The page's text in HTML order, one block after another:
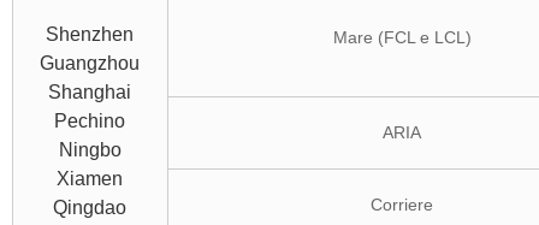
Shenzhen
Guangzhou
Shanghai
Pechino
Ningbo
Xiamen
Qingdao
Mare (FCL e LCL)
ARIA
Corriere